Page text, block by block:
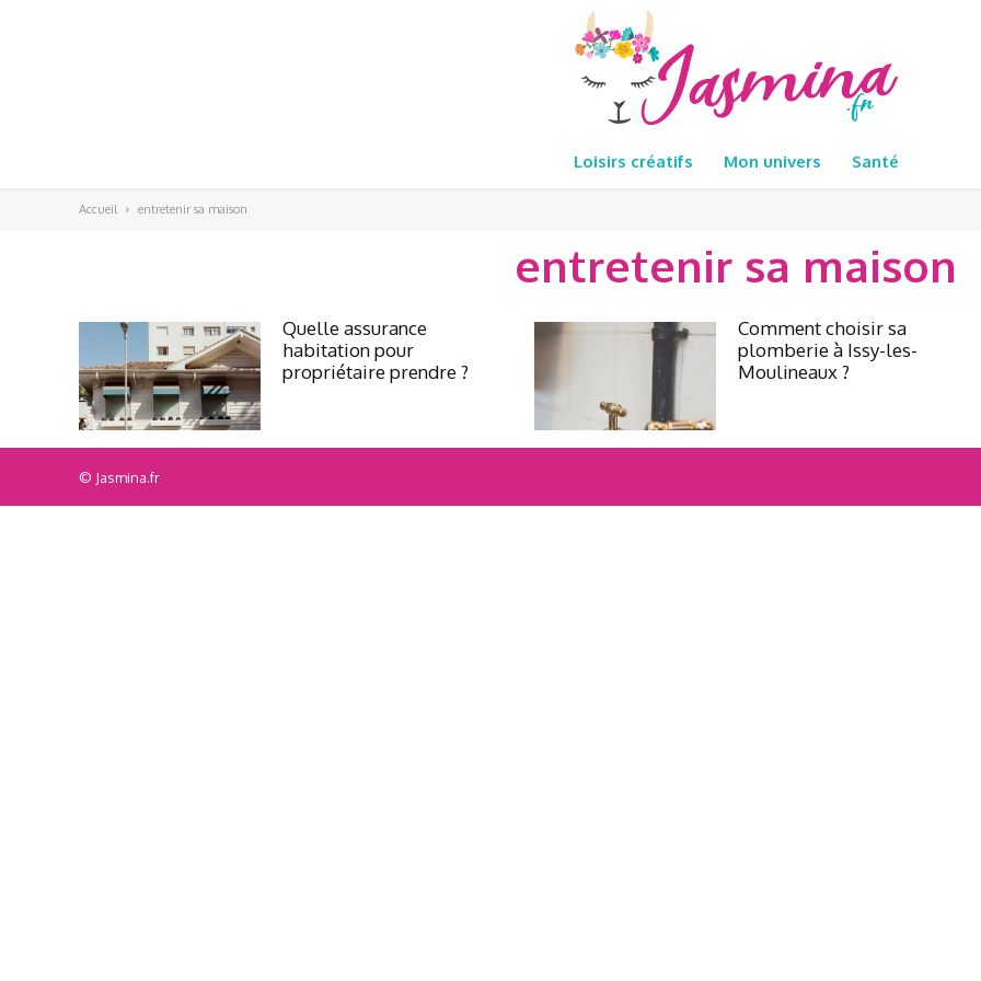
Loisirs créatifs Mon univers Santé
Accueil entretenir sa maison
entretenir sa maison
Quelle assurance
habitation pour
propriétaire prendre ?
Comment choisir sa
plomberie à Issy-les-
Moulineaux ?
© Jasmina.fr